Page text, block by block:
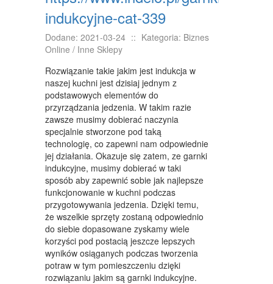
NIERUCHOMOŚCI, DZIAŁKI
DOMY, MIESZKANIA
WYKSZTAŁCENIE
PLACÓWKI EDUKACYJNE
KURSY JĘZYKOWE
KURSY I SZKOLENIA
TŁUMACZENIA
BIZNES ONLINE
BIŻUTERIA
DLA DZIECI
MEBLE
WYPOSAŻENIE WNĘTRZ
indukcyjne-cat-339
Dodane: 2021-03-24 :: Kategoria: Biznes
Online / Inne Sklepy
Rozwiązanie takie jakim jest indukcja w
naszej kuchni jest dzisiaj jednym z
podstawowych elementów do
przyrządzania jedzenia. W takim razie
zawsze musimy dobierać naczynia
specjalnie stworzone pod taką
technologię, co zapewni nam odpowiednie
jej działania. Okazuje się zatem, ze garnki
indukcyjne, musimy dobierać w taki
sposób aby zapewnić sobie jak najlepsze
funkcjonowanie w kuchni podczas
przygotowywania jedzenia. Dzięki temu,
że wszelkie sprzęty zostaną odpowiednio
do siebie dopasowane zyskamy wiele
korzyści pod postacią jeszcze lepszych
wyników osiąganych podczas tworzenia
potraw w tym pomieszczeniu dzięki
rozwiązaniu jakim są garnki indukcyjne.